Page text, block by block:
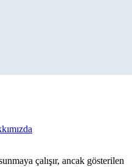
çalışır, ancak gösterilen